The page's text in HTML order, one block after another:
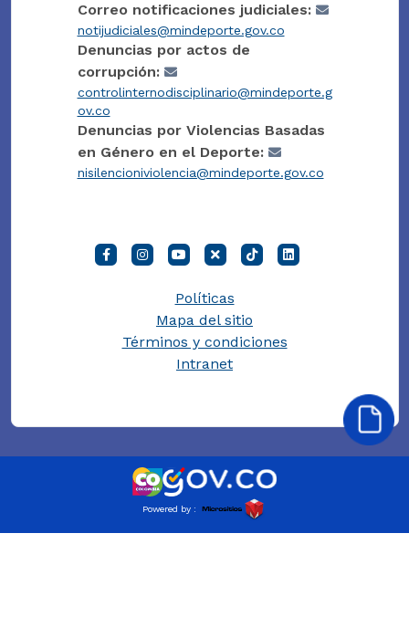
Correo notificaciones judiciales:
notijudiciales@mindeporte.gov.co
Denuncias por actos de
corrupción:
controlinternodisciplinario@mindeporte.g
ov.co
Denuncias por Violencias Basadas
en Género en el Deporte:
nisilencioniviolencia@mindeporte.gov.co
Políticas
Mapa del sitio
Términos y condiciones
Intranet
Powered by :